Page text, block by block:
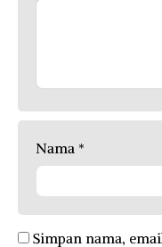
Nama *
Simpan nama,